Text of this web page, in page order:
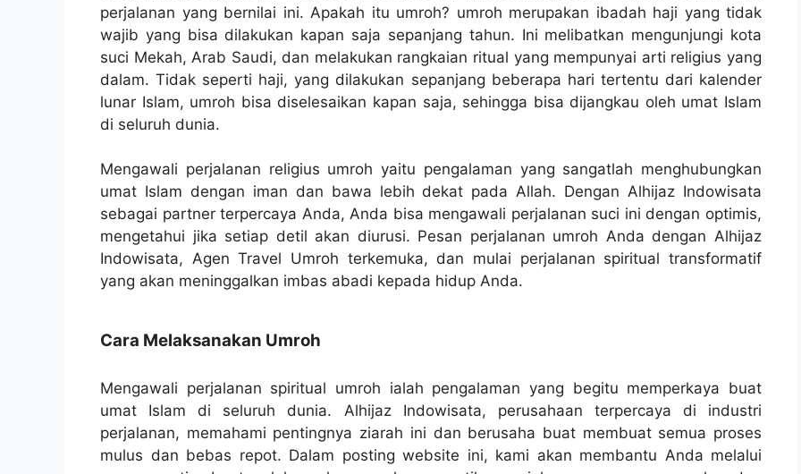
perjalanan yang bernilai ini. Apakah itu umroh? umroh merupakan ibadah haji yang tidak
wajib yang bisa dilakukan kapan saja sepanjang tahun. Ini melibatkan mengunjungi kota
suci Mekah, Arab Saudi, dan melakukan rangkaian ritual yang mempunyai arti religius yang
dalam. Tidak seperti haji, yang dilakukan sepanjang beberapa hari tertentu dari kalender
lunar Islam, umroh bisa diselesaikan kapan saja, sehingga bisa dijangkau oleh umat Islam
di seluruh dunia.
Mengawali perjalanan religius umroh yaitu pengalaman yang sangatlah menghubungkan
umat Islam dengan iman dan bawa lebih dekat pada Allah. Dengan Alhijaz Indowisata
sebagai partner terpercaya Anda, Anda bisa mengawali perjalanan suci ini dengan optimis,
mengetahui jika setiap detil akan diurusi. Pesan perjalanan umroh Anda dengan Alhijaz
Indowisata, Agen Travel Umroh terkemuka, dan mulai perjalanan spiritual transformatif
yang akan meninggalkan imbas abadi kepada hidup Anda.
Cara Melaksanakan Umroh
Mengawali perjalanan spiritual umroh ialah pengalaman yang begitu memperkaya buat
umat Islam di seluruh dunia. Alhijaz Indowisata, perusahaan terpercaya di industri
perjalanan, memahami pentingnya ziarah ini dan berusaha buat membuat semua proses
mulus dan bebas repot. Dalam posting website ini, kami akan membantu Anda melalui